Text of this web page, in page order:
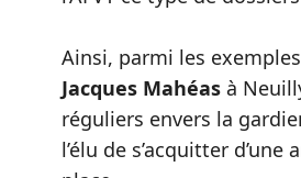
Ainsi, parmi les
Jacques Mahéas à
réguliers envers la
l’élu de s’acquitter